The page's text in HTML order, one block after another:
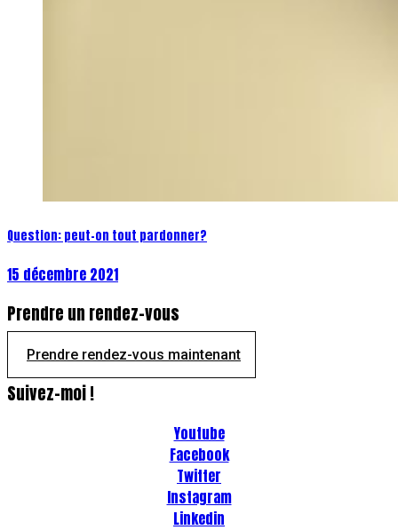
Question: peut-on tout pardonner?
15 décembre 2021
Prendre un rendez-vous
Prendre rendez-vous maintenant
Suivez-moi !
Youtube
Facebook
Twitter
Instagram
Linkedin